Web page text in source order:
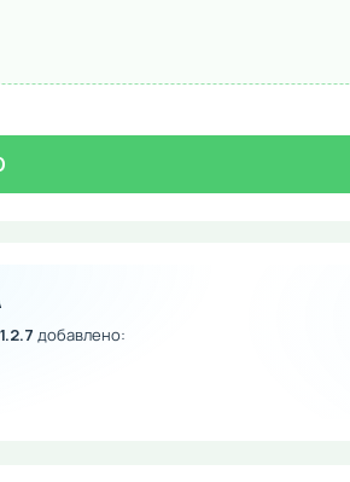
добавлено: